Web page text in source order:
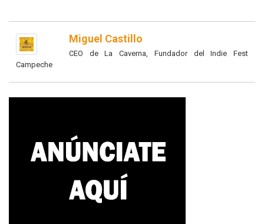
Miguel Castillo
CEO de La Caverna, Fundador del Indie Fest
Campeche